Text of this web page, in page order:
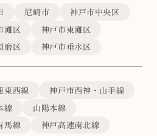
尼崎市
神戸市中央区
灘区
神戸市東灘区
磨区 神戸市垂水区
東西線
神戸市西神・山手線
線
山陽本線
馬線
神戸高速南北線